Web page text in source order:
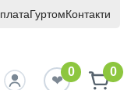
ГуртомКонтакти
0 0